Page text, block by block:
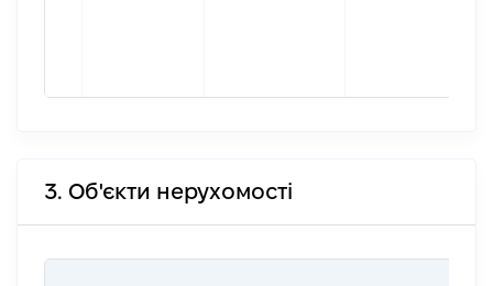
3. Об'єкти нерухомості